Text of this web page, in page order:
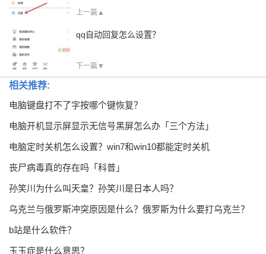
上一篇▲
qq自动回复怎么设置？
下一篇▼
相关推荐:
电脑键盘打不了字按哪个键恢复？
电脑开机显示屏显示无信号黑屏怎么办「三个方法」
电脑定时关机怎么设置？win7和win10都能定时关机
丧尸病毒真的存在吗「科普」
孙笑川为什么叫天皇？孙笑川是日本人吗？
乌克兰与俄罗斯冲突原因是什么？俄罗斯为什么要打乌克兰？
b站是什么软件？
玉玉症是什么意思？